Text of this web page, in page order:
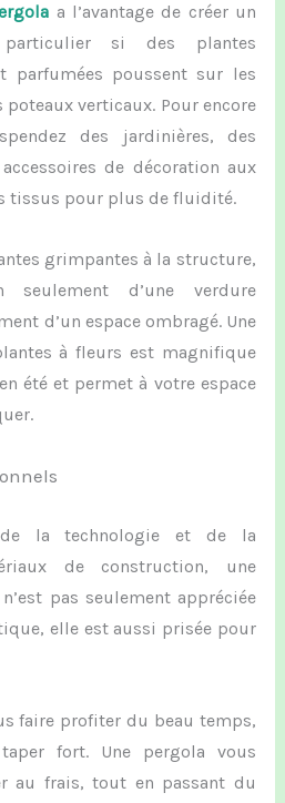
a l’avantage de créerun
si des plantes
parfumées poussent sur les
poteaux verticaux. Pour encore
des jardinières, des
de décoration aux
tissus pour plus de fluidité.
grimpantes à la structure,
seulement d’une verdure
d’un espace ombragé. Une
à fleurs est magnifique
été et permet à votre espace
de la technologie et de la
de construction, une
pas seulement appréciée
elle est aussi prisée pour
faire profiter du beau temps,
fort. Une pergola vous
au frais, tout en passant du